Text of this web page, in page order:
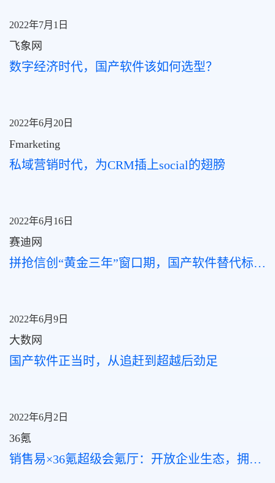
2022年7月1日
飞象网
数字经济时代，国产软件该如何选型？
2022年6月20日
Fmarketing
私域营销时代，为CRM插上social的翅膀
2022年6月16日
赛迪网
拼抢信创“黄金三年”窗口期，国产软件替代标准谁说了算？
2022年6月9日
大数网
国产软件正当时，从追赶到超越后劲足
2022年6月2日
36氪
销售易×36氪超级会氪厅：开放企业生态，拥抱商业未来